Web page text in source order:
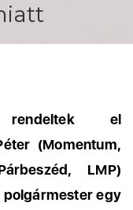
rendeltek el
(Momentum,
LMP)
egy